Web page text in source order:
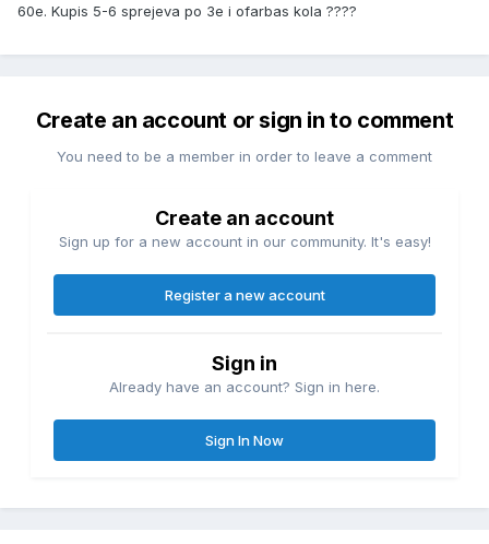
60e. Kupis 5-6 sprejeva po 3e i ofarbas kola ????
Create an account or sign in to comment
You need to be a member in order to leave a comment
Create an account
Sign up for a new account in our community. It's easy!
Register a new account
Sign in
Already have an account? Sign in here.
Sign In Now